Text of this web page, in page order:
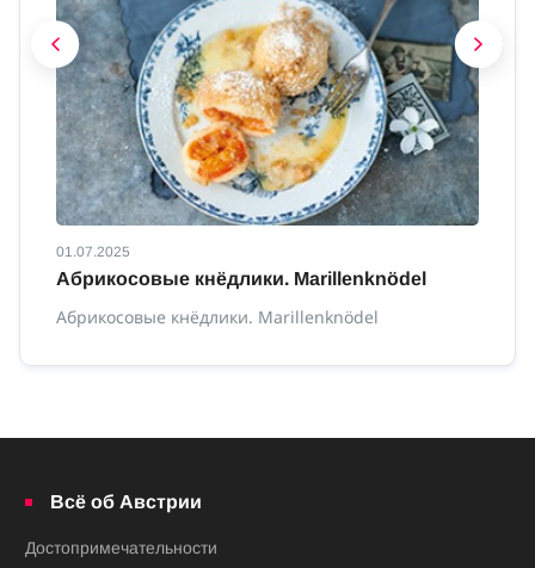
01.07.2025
Абрикосовые кнёдлики. Marillenknödel
Абрикосовые кнёдлики. Marillenknödel
Всё об Австрии
Достопримечательности